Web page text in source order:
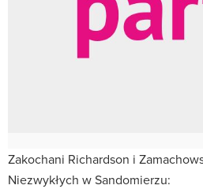
Zakochani Richardson i
Niezwykłych w Sandomierzu: